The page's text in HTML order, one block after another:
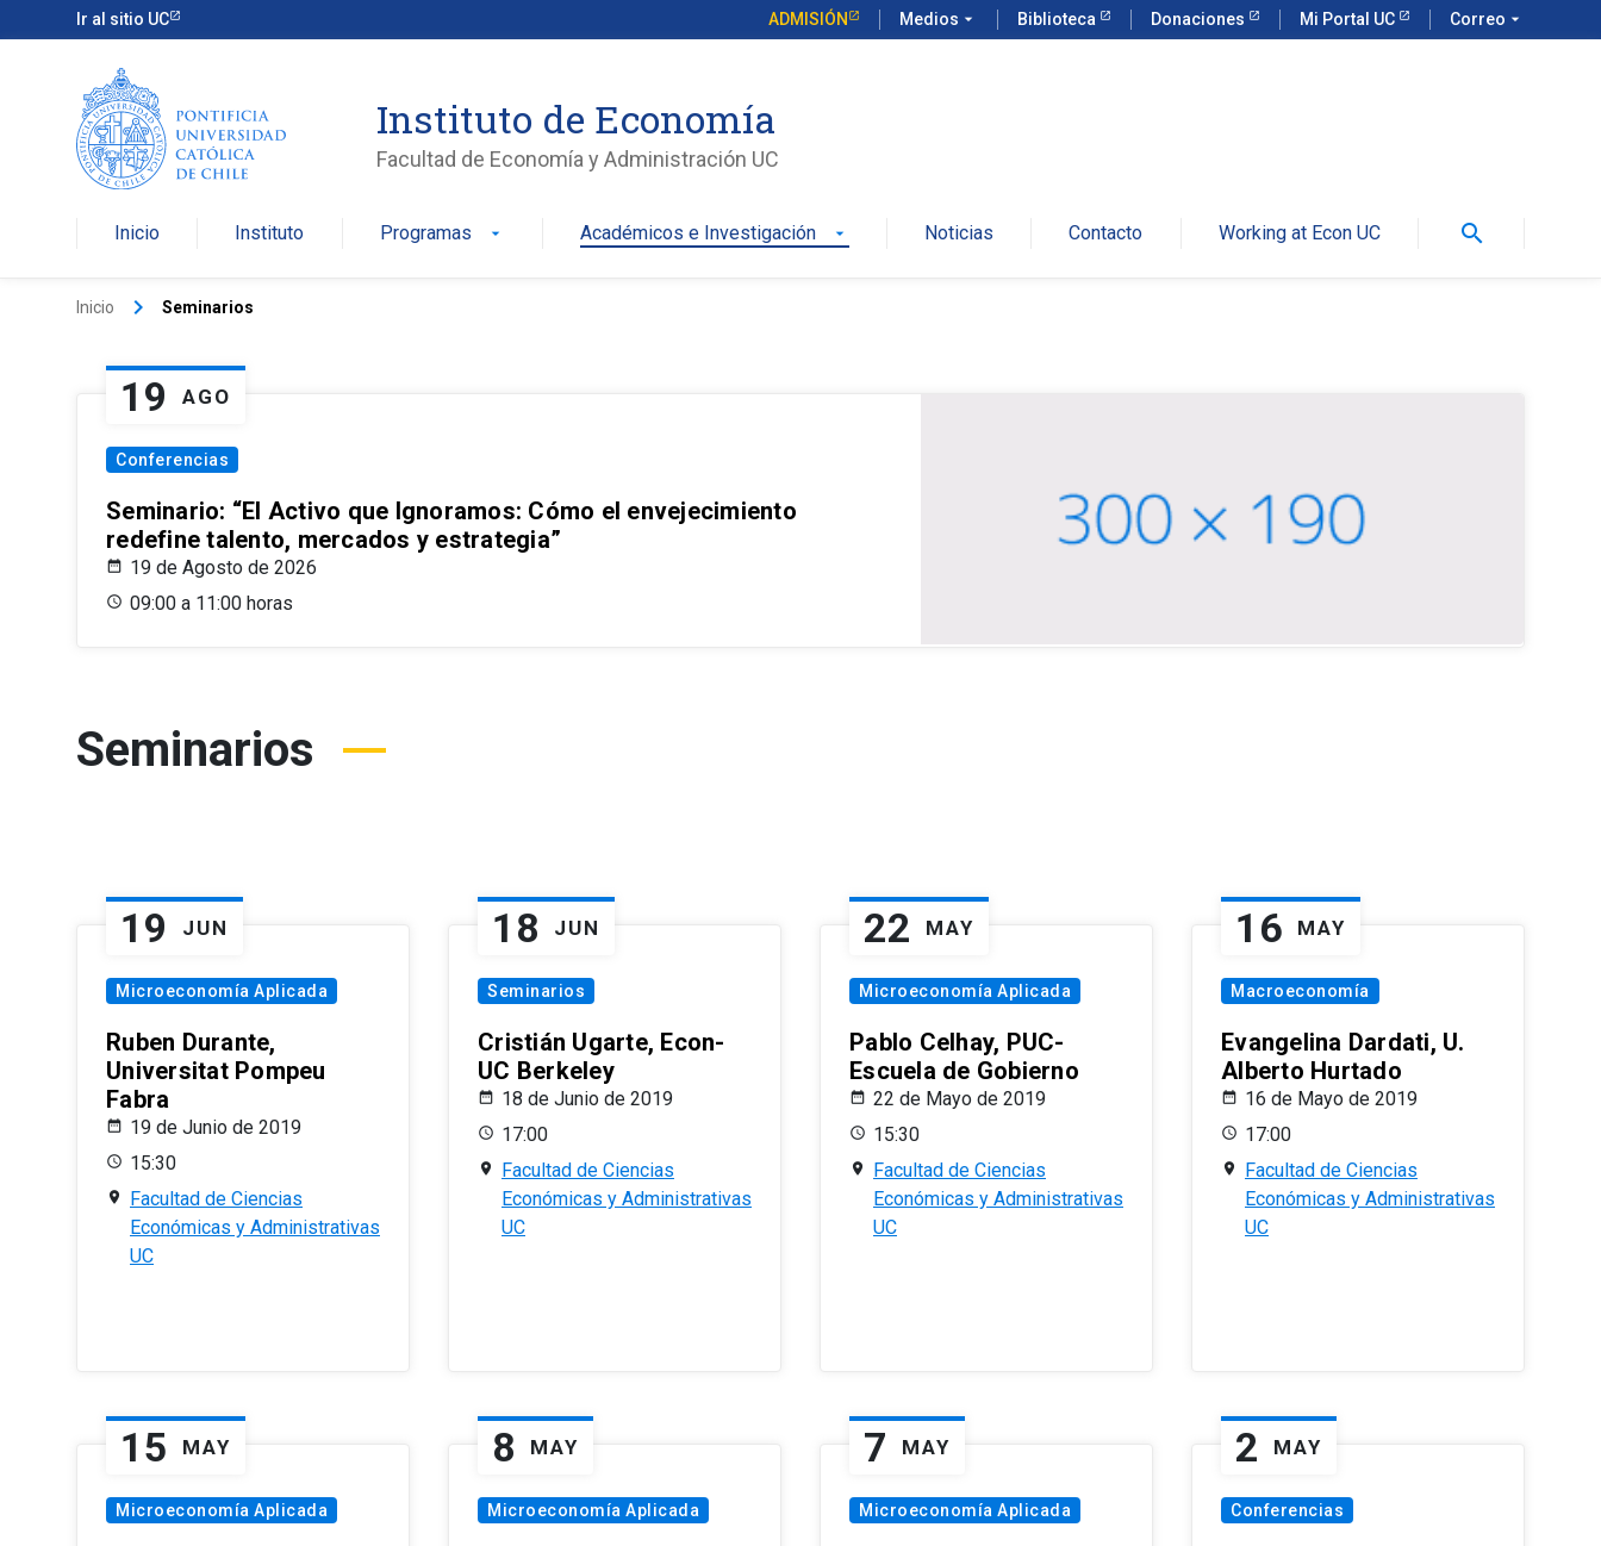
Ir al sitio UC ADMISIÓN Medios arrow_drop_down Biblioteca Donaciones Mi Portal UC Correo arrow_drop_down
Instituto de Economía
Facultad de Economía y Administración UC
Inicio Instituto Programas arrow_drop_down Académicos e Investigación arrow_drop_down Noticias Contacto Working at Econ UC search
Inicio keyboard_arrow_right Seminarios
19 AGO
Conferencias
Seminario: “El Activo que Ignoramos: Cómo el envejecimiento
redefine talento, mercados y estrategia”
19 de Agosto de 2026
09:00 a 11:00 horas
Seminarios
19 JUN
Microeconomía Aplicada
Ruben Durante,
Universitat Pompeu
Fabra
19 de Junio de 2019
15:30
Facultad de Ciencias
Económicas y Administrativas
UC
18 JUN
Seminarios
Cristián Ugarte, Econ-
UC Berkeley
18 de Junio de 2019
17:00
Facultad de Ciencias
Económicas y Administrativas
UC
22 MAY
Microeconomía Aplicada
Pablo Celhay, PUC-
Escuela de Gobierno
22 de Mayo de 2019
15:30
Facultad de Ciencias
Económicas y Administrativas
UC
16 MAY
Macroeconomía
Evangelina Dardati, U.
Alberto Hurtado
16 de Mayo de 2019
17:00
Facultad de Ciencias
Económicas y Administrativas
UC
15 MAY
Microeconomía Aplicada
8 MAY
Microeconomía Aplicada
7 MAY
Microeconomía Aplicada
2 MAY
Conferencias